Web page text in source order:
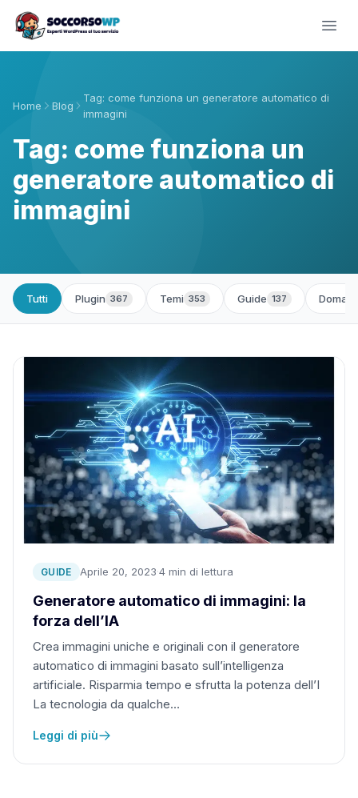
Home Blog
Tag: come funziona un generatore automatico di
immagini
Tag: come funziona un
generatore automatico di
immagini
Tutti Plugin 367 Temi 353 Guide 137
GUIDE Aprile 20, 2023·4 min di lettura
Generatore automatico di immagini: la
forza dell’IA
Crea immagini uniche e originali con il generatore
automatico di immagini basato sull’intelligenza
artificiale. Risparmia tempo e sfrutta la potenza dell’I
La tecnologia da qualche…
Leggi di più